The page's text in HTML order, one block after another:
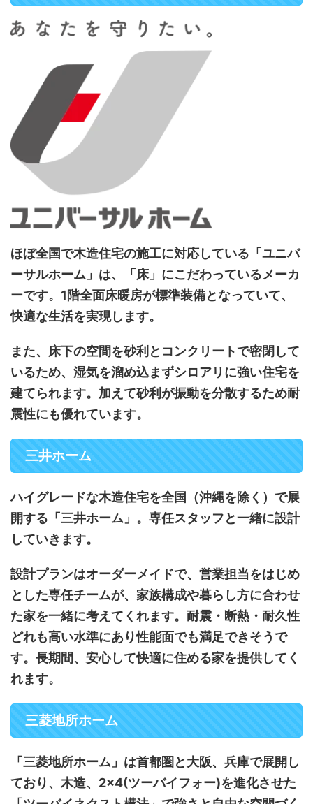
ほぼ全国で木造住宅の施工に対応している「ユニバ
ーサルホーム」は、「床」にこだわっているメーカ
ーです。1階全面床暖房が標準装備となっていて、
快適な生活を実現します。
また、床下の空間を砂利とコンクリートで密閉して
いるため、湿気を溜め込まずシロアリに強い住宅を
建てられます。加えて砂利が振動を分散するため耐
震性にも優れています。
三井ホーム
ハイグレードな木造住宅を全国（沖縄を除く）で展
開する「三井ホーム」。専任スタッフと一緒に設計
していきます。
設計プランはオーダーメイドで、営業担当をはじめ
とした専任チームが、家族構成や暮らし方に合わせ
た家を一緒に考えてくれます。耐震・断熱・耐久性
どれも高い水準にあり性能面でも満足できそうで
す。長期間、安心して快適に住める家を提供してく
れます。
三菱地所ホーム
「三菱地所ホーム」は首都圏と大阪、兵庫で展開し
ており、木造、2×4(ツーバイフォー)を進化させた